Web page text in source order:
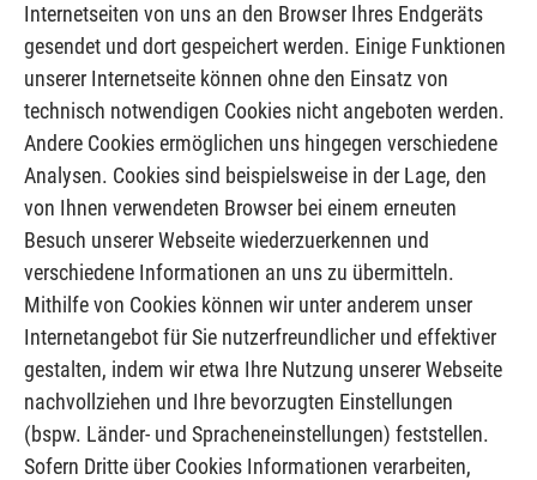
Internetseiten von uns an den Browser Ihres Endgeräts
gesendet und dort gespeichert werden. Einige Funktionen
unserer Internetseite können ohne den Einsatz von
technisch notwendigen Cookies nicht angeboten werden.
Andere Cookies ermöglichen uns hingegen verschiedene
Analysen. Cookies sind beispielsweise in der Lage, den
von Ihnen verwendeten Browser bei einem erneuten
Besuch unserer Webseite wiederzuerkennen und
verschiedene Informationen an uns zu übermitteln.
Mithilfe von Cookies können wir unter anderem unser
Internetangebot für Sie nutzerfreundlicher und effektiver
gestalten, indem wir etwa Ihre Nutzung unserer Webseite
nachvollziehen und Ihre bevorzugten Einstellungen
(bspw. Länder- und Spracheneinstellungen) feststellen.
Sofern Dritte über Cookies Informationen verarbeiten,